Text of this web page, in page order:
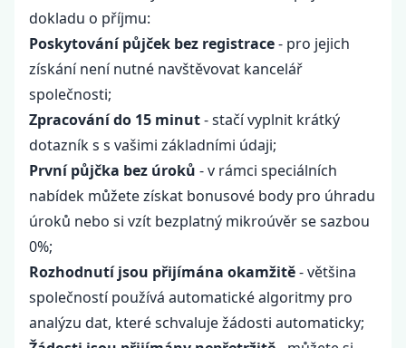
dokladu o příjmu:
Poskytování půjček bez registrace- pro jejich
získání není nutné navštěvovat kancelář
společnosti;
Zpracování do 15 minut- stačí vyplnit krátký
dotazník s s vašimi základními údaji;
První půjčka bez úroků - v rámci speciálních
nabídek můžete získat bonusové body pro úhradu
úroků nebo si vzít bezplatný mikroúvěr se sazbou
0%;
Rozhodnutí jsou přijímána okamžitě- většina
společností používá automatické algoritmy pro
analýzu dat, které schvaluje žádosti automaticky;